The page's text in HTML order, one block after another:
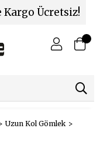
Kargo Ücretsiz!
Uzun Kol Gömlek